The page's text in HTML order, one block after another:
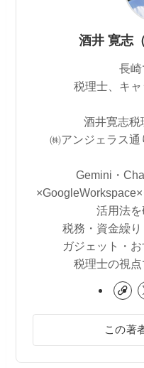
酒井 寛志
長崎
税理士、キ
酒井寛志税
㈱アンジェラス
Gemini・
活用法を
税務・資金繰
ガジェット・お
税理士の視
この著